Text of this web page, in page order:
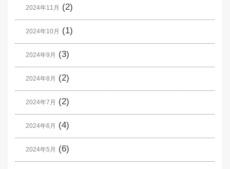
2024年11月 (2)
2024年10月 (1)
2024年9月 (3)
2024年8月 (2)
2024年7月 (2)
2024年6月 (4)
2024年5月 (6)